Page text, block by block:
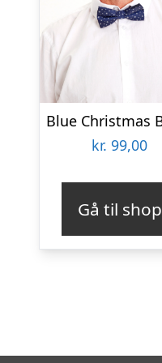
kr. 99,00
Gå til shop